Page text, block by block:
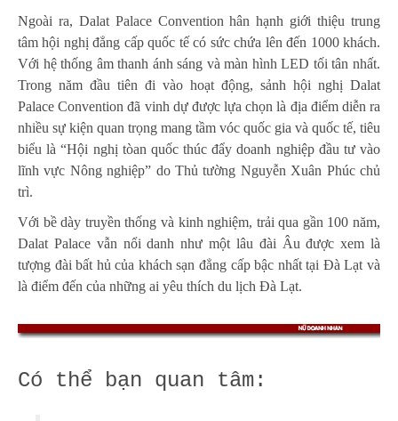
Ngoài ra, Dalat Palace Convention hân hạnh giới thiệu trung
tâm hội nghị đẳng cấp quốc tế có sức chứa lên đến 1000 khách.
Với hệ thống âm thanh ánh sáng và màn hình LED tối tân nhất.
Trong năm đầu tiên đi vào hoạt động, sảnh hội nghị Dalat
Palace Convention đã vinh dự được lựa chọn là địa điểm diễn ra
nhiều sự kiện quan trọng mang tầm vóc quốc gia và quốc tế, tiêu
biểu là “Hội nghị tòan quốc thúc đẩy doanh nghiệp đầu tư vào
lĩnh vực Nông nghiệp” do Thủ tường Nguyễn Xuân Phúc chủ
trì.
Với bề dày truyền thống và kinh nghiệm, trải qua gần 100 năm,
Dalat Palace vẫn nổi danh như một lâu đài Âu được xem là
tượng đài bất hủ của khách sạn đẳng cấp bậc nhất tại Đà Lạt và
là điểm đến của những ai yêu thích du lịch Đà Lạt.
Có thể bạn quan tâm: